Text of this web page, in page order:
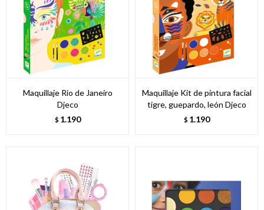
Maquillaje Rio de Janeiro
Djeco
$ 1.190
Maquillaje Kit de pintura facial
tigre, guepardo, león Djeco
$ 1.190